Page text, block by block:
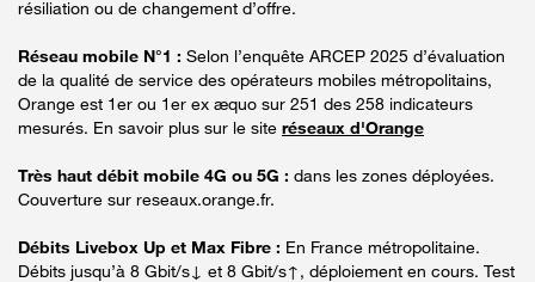
résiliation ou de changement d’offre.
Réseau mobile N°1 : Selon l’enquête ARCEP 2025 d’évaluation
de la qualité de service des opérateurs mobiles métropolitains,
Orange est 1er ou 1er ex æquo sur 251 des 258 indicateurs
mesurés. En savoir plus sur le site réseaux d'Orange
Très haut débit mobile 4G ou 5G : dans les zones déployées.
Couverture sur reseaux.orange.fr.
Débits Livebox Up et Max Fibre : En France métropolitaine.
Débits jusqu’à 8 Gbit/s↓ et 8 Gbit/s↑, déploiement en cours. Test